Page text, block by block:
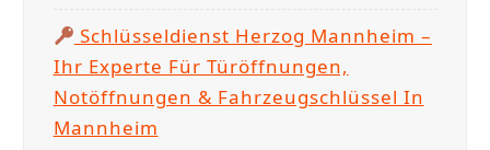
h
:
Schlüsseldienst Herzog Mannheim –
Ihr Experte Für Türöffnungen,
Notöffnungen & Fahrzeugschlüssel In
Mannheim